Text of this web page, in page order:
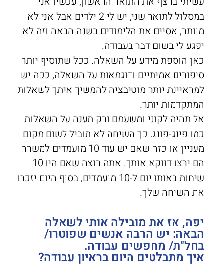
במסלול לתואר שני, יש לי 2 ילדים אבל אני לא
מוותר, אסיים את הלימודים בשנה הבאה וזה לא
יפגע לי בשום דבר בעבודה.
כאן הוספת מידע על השאלה. ככל שתוסיף יותר
סיפורים אמיתיים ודוגמאות על השאלה, ככה יש
למראיינת יותר מוטיבציה להמשיך איתך לשאלות
המתקדמות יותר.
אל תהיה לקוני ומשעמם ורק תענה על השאלות
כמו פינג-פונג. כך השיחה לא תוביל לשום מקום
מעניין או כזה שאם יש עוד 10 מועמדים למשרה
הם ירצו דווקא אותך. אתה רוצה שאם היו 10
שיחות באותו יום ל-10 מועמדים, בסוף היום יזכרו
את השיחה שלך.
יפה, אז את מובילה אותי לשאלה
הבאה: יש הרבה אנשים שפוטרו/
בחל"ת/ מחפשים עבודה.
איך מתבלטים היום בראיון עבודה?